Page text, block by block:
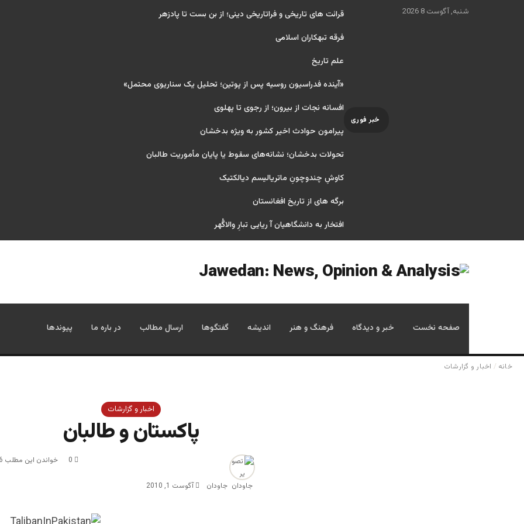
شنبه, آگوست 8 2026
خبر فوری
قرائت های تاریخی و فراتاریخی دینی؛ از بن بست تا پادزهر
فرقه تبهکاران اسلامی
علم تاریخ
«آینده فدراسیون روسیه پس از پوتین؛ تحلیل یک سناریوی محتمل»
افسانه نجات از بیرون؛ از رجوی تا پهلوی
پیرامون حوادث اخیر کشور به ویژه بدخشان
تحولات بدخشان؛ نشانه‌های سقوط یا پایان مأموریت طالبان
کاوشِ چندو‌چونِ ماتریالیسم دیالکتیک
برگه های از تاریخ افغانستان
افتخار به دانشگاهیان آ ریایی تبارِ والاگُهر
صفحه نخست خبر و دیدگاه فرهنگ و هنر اندیشه گفتگوها ارسال مطالب در باره ما پیوندها
خانه / اخبار و گزارشات
اخبار و گزارشات
پاکستان و طالبان
جاودان آگوست 1, 2010
0 خواندن این مطلب 6 دقیقه زمان میبرد